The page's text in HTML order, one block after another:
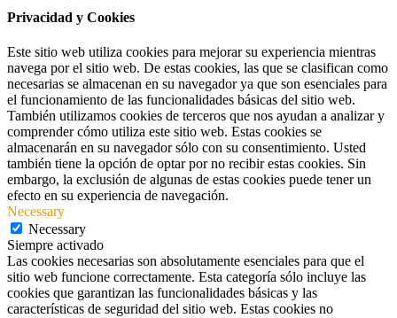
Privacidad y Cookies
Este sitio web utiliza cookies para mejorar su experiencia mientras
navega por el sitio web. De estas cookies, las que se clasifican como
necesarias se almacenan en su navegador ya que son esenciales para
el funcionamiento de las funcionalidades básicas del sitio web.
También utilizamos cookies de terceros que nos ayudan a analizar y
comprender cómo utiliza este sitio web. Estas cookies se
almacenarán en su navegador sólo con su consentimiento. Usted
también tiene la opción de optar por no recibir estas cookies. Sin
embargo, la exclusión de algunas de estas cookies puede tener un
efecto en su experiencia de navegación.
Necessary
Necessary
Siempre activado
Las cookies necesarias son absolutamente esenciales para que el
sitio web funcione correctamente. Esta categoría sólo incluye las
cookies que garantizan las funcionalidades básicas y las
características de seguridad del sitio web. Estas cookies no